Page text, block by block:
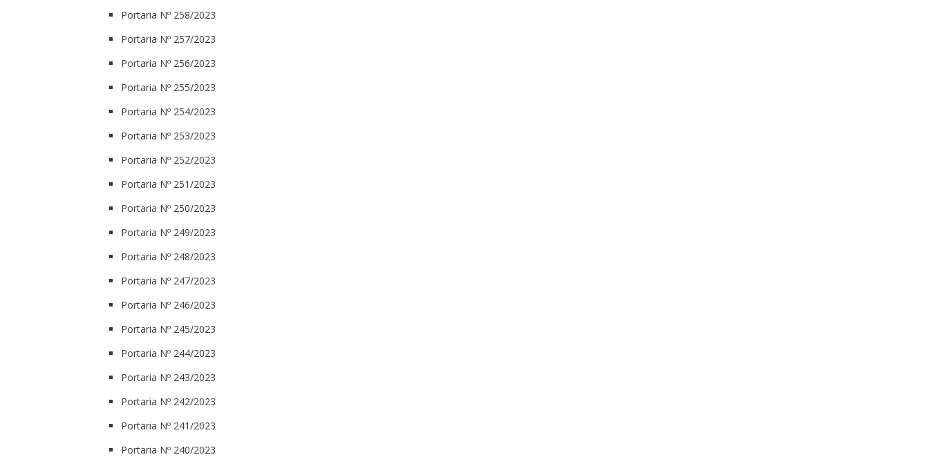
Portaria Nº 258/2023
Portaria Nº 257/2023
Portaria Nº 256/2023
Portaria Nº 255/2023
Portaria Nº 254/2023
Portaria Nº 253/2023
Portaria Nº 252/2023
Portaria Nº 251/2023
Portaria Nº 250/2023
Portaria Nº 249/2023
Portaria Nº 248/2023
Portaria Nº 247/2023
Portaria Nº 246/2023
Portaria Nº 245/2023
Portaria Nº 244/2023
Portaria Nº 243/2023
Portaria Nº 242/2023
Portaria Nº 241/2023
Portaria Nº 240/2023